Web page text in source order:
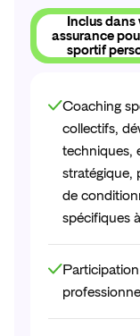
Inclus dans
assurance
sportif
Coaching
collectifs,
techniques,
stratégique,
de
spécifiques